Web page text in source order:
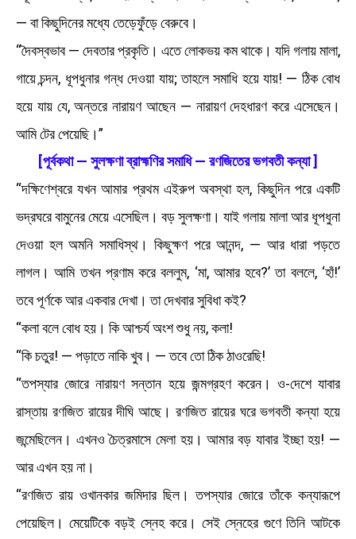
— বা কিছুদিনের মধ্যে তেড়েফুঁড়ে বেরুবে।
“দৈবস্বভাব — দেবতার প্রকৃতি। এতে লোকভয় কম থাকে। যদি গলায় মালা,
গায়ে চন্দন, ধূপধুনার গন্ধ দেওয়া যায়; তাহলে সমাধি হয়ে যায়! — ঠিক বোধ
হয়ে যায় যে, অন্তরে নারায়ণ আছেন — নারায়ণ দেহধারণ করে এসেছেন।
আমি টের পেয়েছি।”
[পূর্বকথা — সুলক্ষণা ব্রাহ্মণির সমাধি — রণজিতের ভগবতী কন্যা ]
“দক্ষিণেশ্বরে যখন আমার প্রথম এইরুপ অবস্থা হল, কিছুদিন পরে একটি
ভদ্রঘরে বামুনের মেয়ে এসেছিল। বড় সুলক্ষণা। যাই গলায় মালা আর ধূপধুনা
দেওয়া হল অমনি সমাধিস্থ। কিছুক্ষণ পরে আনন্দ, — আর ধারা পড়তে
লাগল। আমি তখন প্রণাম করে বললুম, ‘মা, আমার হবে?’ তা বললে, ‘হাঁ!’
তবে পূর্ণকে আর একবার দেখা। তা দেখবার সুবিধা কই?
“কলা বলে বোধ হয়। কি আশ্চর্য অংশ শুধু নয়, কলা!
“কি চতুর! — পড়াতে নাকি খুব। — তবে তো ঠিক ঠাওরেছি!
“তপস্যার জোরে নারায়ণ সন্তান হয়ে জন্মগ্রহণ করেন। ও-দেশে যাবার
রাস্তায় রণজিত রায়ের দীঘি আছে। রণজিত রায়ের ঘরে ভগবতী কন্যা হয়ে
জন্মেছিলেন। এখনও চৈত্রমাসে মেলা হয়। আমার বড় যাবার ইচ্ছা হয়! —
আর এখন হয় না।
“রণজিত রায় ওখানকার জমিদার ছিল। তপস্যার জোরে তাঁকে কন্যারূপে
পেয়েছিল। মেয়েটিকে বড়ই স্নেহ করে। সেই স্নেহের গুণে তিনি আটকে